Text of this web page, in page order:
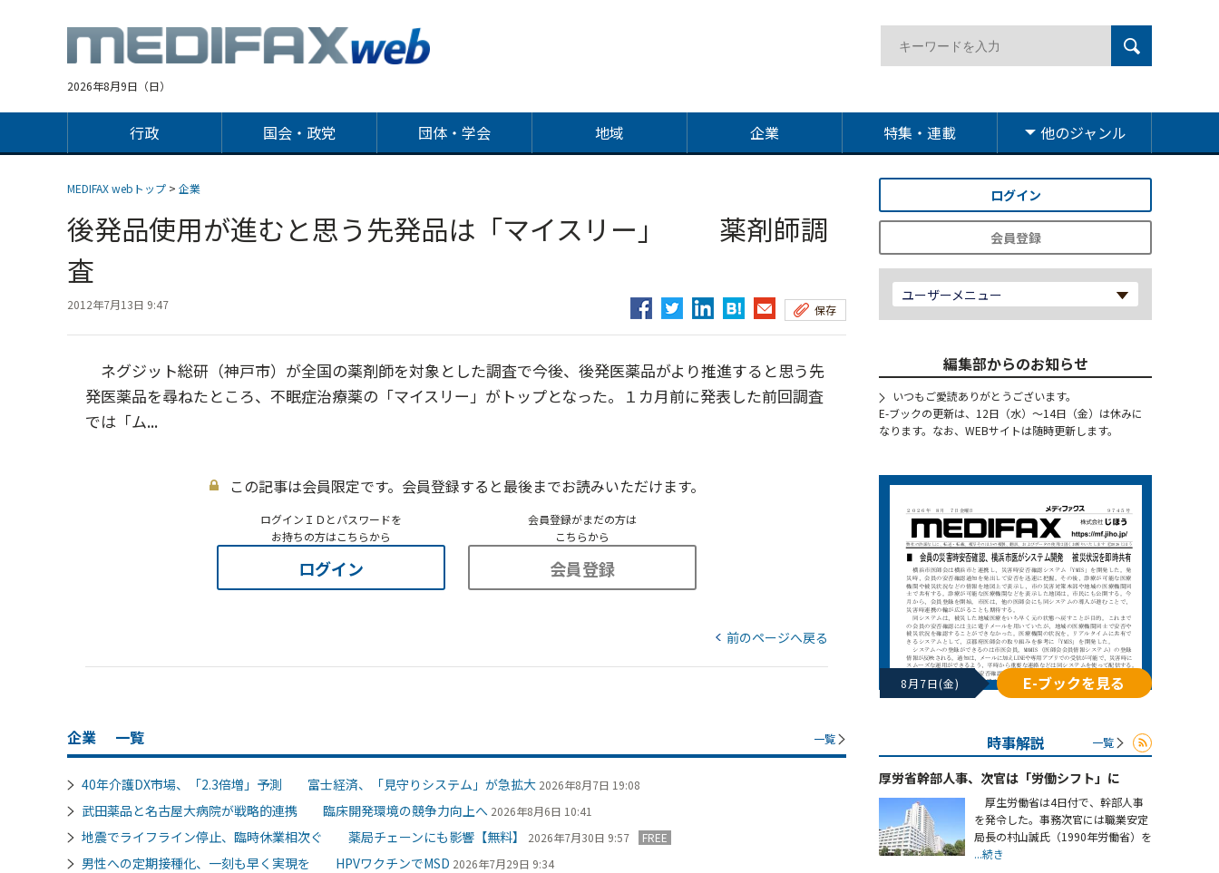
2026年8月9日（日）
行政 国会・政党 団体・学会 地域 企業 特集・連載 他のジャンル
MEDIFAX webトップ > 企業
後発品使用が進むと思う先発品は「マイスリー」 薬剤師調
査
2012年7月13日 9:47 保存
ネグジット総研（神戸市）が全国の薬剤師を対象とした調査で今後、後発医薬品がより推進すると思う先
発医薬品を尋ねたところ、不眠症治療薬の「マイスリー」がトップとなった。１カ月前に発表した前回調査
では「ム...
この記事は会員限定です。会員登録すると最後までお読みいただけます。
ログインＩＤとパスワードを
お持ちの方はこちらから
ログイン
会員登録がまだの方は
こちらから
会員登録
前のページへ戻る
企業 一覧 一覧
40年介護DX市場、「2.3倍増」予測 富士経済、「見守りシステム」が急拡大 2026年8月7日 19:08
武田薬品と名古屋大病院が戦略的連携 臨床開発環境の競争力向上へ 2026年8月6日 10:41
地震でライフライン停止、臨時休業相次ぐ 薬局チェーンにも影響【無料】 2026年7月30日 9:57 FREE
男性への定期接種化、一刻も早く実現を HPVワクチンでMSD 2026年7月29日 9:34
ログイン
会員登録
ユーザーメニュー
編集部からのお知らせ
いつもご愛読ありがとうございます。
E-ブックの更新は、12日（水）～14日（金）は休みに
なります。なお、WEBサイトは随時更新します。
8月7日(金) E-ブックを見る
時事解説 一覧
厚労省幹部人事、次官は「労働シフト」に
厚生労働省は4日付で、幹部人事
を発令した。事務次官には職業安定
局長の村山誠氏（1990年労働省）を
...続き